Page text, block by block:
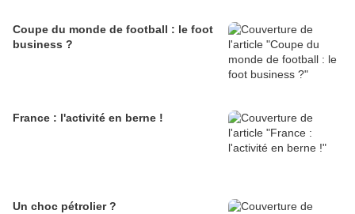
Coupe du monde de football : le foot
business ?
France : l'activité en berne !
Un choc pétrolier ?